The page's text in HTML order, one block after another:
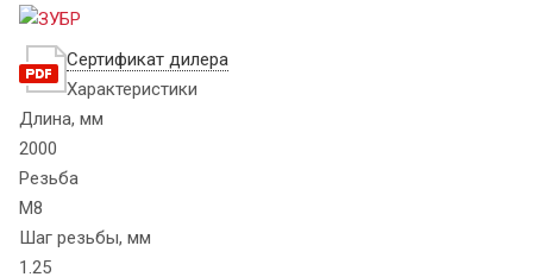
Сертификат дилера
Характеристики
Длина, мм
2000
Резьба
М8
Шаг резьбы, мм
1.25